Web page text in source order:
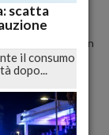
per L'Aquila,
in una sconfitta
inevitabilmente in
posto.
i rossoblù
il
cinismo in zona
scatta
il consumo
dopo...